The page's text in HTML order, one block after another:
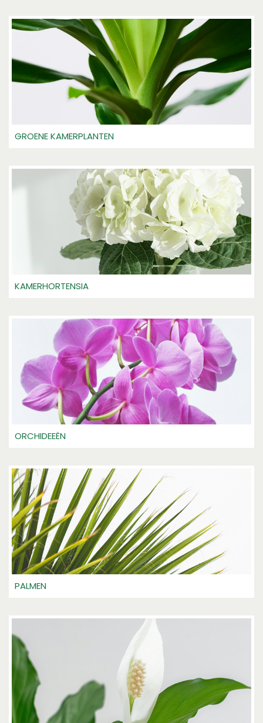
GROENE KAMERPLANTEN
KAMERHORTENSIA
ORCHIDEEËN
PALMEN